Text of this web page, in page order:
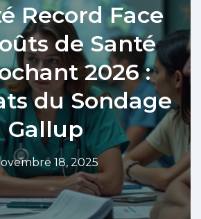
Record Face
de Santé
2026 :
du Sondage
Gallup
18, 2025